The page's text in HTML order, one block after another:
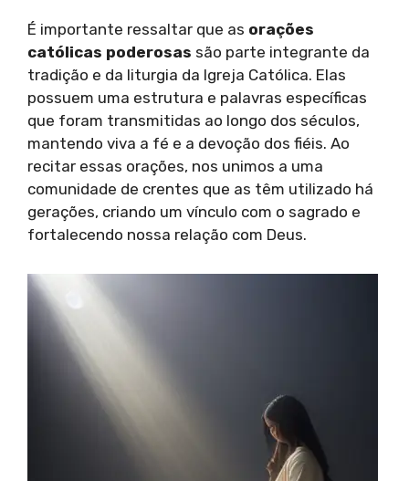
É importante ressaltar que as orações
católicas poderosas são parte integrante da
tradição e da liturgia da Igreja Católica. Elas
possuem uma estrutura e palavras específicas
que foram transmitidas ao longo dos séculos,
mantendo viva a fé e a devoção dos fiéis. Ao
recitar essas orações, nos unimos a uma
comunidade de crentes que as têm utilizado há
gerações, criando um vínculo com o sagrado e
fortalecendo nossa relação com Deus.